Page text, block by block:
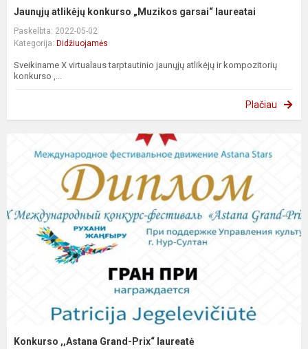
Jaunųjų atlikėjų konkurso „Muzikos garsai“ laureatai
Paskelbta: 2022-05-02
Kategorija: Didžiuojamės
Sveikiname X virtualaus tarptautinio jaunųjų atlikėjų ir kompozitorių
konkurso ,...
Plačiau
Konkurso ,,Astana Grand-Prix“ laureatė